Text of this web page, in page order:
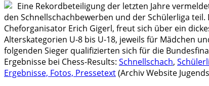
Eine Rekordbeteiligung der letzten Jahre
den Schnellschachbewerben und der Schülerliga
Cheforganisator Erich Gigerl, freut sich über ein
Alterskategorien U-8 bis U-18, jeweils für Mädchen
folgenden Sieger qualifizierten sich für die
Ergebnisse bei Chess-Results: Schnellschach,
Ergebnisse, Fotos, Pressetext(Archiv Website